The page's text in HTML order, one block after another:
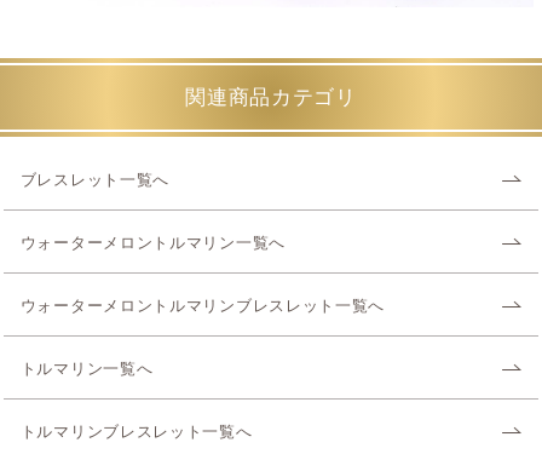
関連商品カテゴリ
ブレスレット一覧へ
ウォーターメロントルマリン一覧へ
ウォーターメロントルマリンブレスレット一覧へ
トルマリン一覧へ
トルマリンブレスレット一覧へ